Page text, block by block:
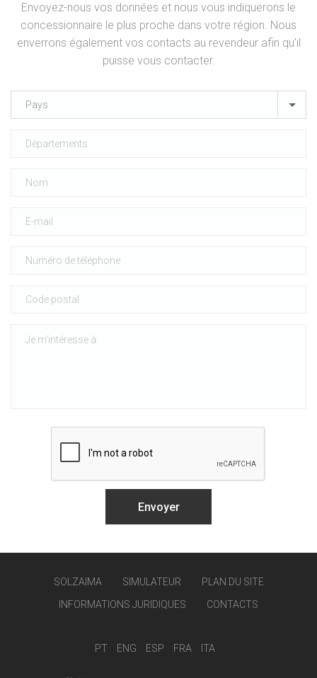
Envoyez-nous vos données et nous vous indiquerons le
concessionnaire le plus proche dans votre région. Nous
enverrons également vos contacts au revendeur afin qu'il
puisse vous contacter.
Pays
SOLZAIMA SIMULATEUR
PLAN DU SITE
INFORMATIONS JURIDIQUES
CONTACTS
PT ENG ESP FRA ITA